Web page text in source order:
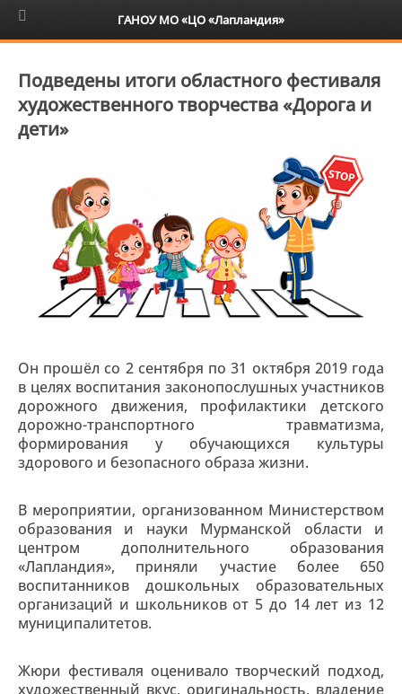
6+
Подведены итоги областного фестиваля
художественного творчества «Дорога и
дети»
Он прошёл со 2 сентября по 31 октября 2019 года
в целях воспитания законопослушных участников
дорожного движения, профилактики детского
дорожно-транспортного травматизма,
формирования у обучающихся культуры
здорового и безопасного образа жизни.
В мероприятии, организованном Министерством
образования и науки Мурманской области и
центром дополнительного образования
«Лапландия», приняли участие более 650
воспитанников дошкольных образовательных
организаций и школьников от 5 до 14 лет из 12
муниципалитетов.
Жюри фестиваля оценивало творческий подход,
художественный вкус, оригинальность, владение
ГАНОУ МО «ЦО «Лапландия»